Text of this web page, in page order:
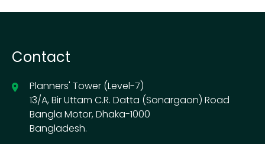
Contact
Planners' Tower (Level-7)
13/A, Bir Uttam C.R. Datta (Sonargaon) Road
Bangla Motor, Dhaka-1000
Bangladesh.